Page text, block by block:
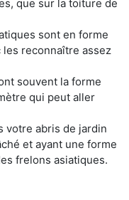
que sur la toiture de
sont en forme
reconnaître assez
souvent la forme
qui peut aller
votre abris de jardin
et ayant une forme
frelons asiatiques.